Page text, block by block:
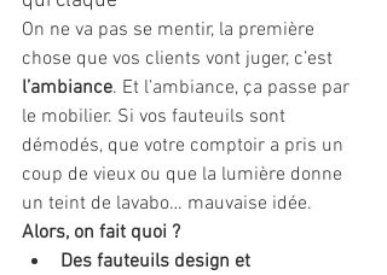
On ne va pas se mentir, la première
chose que vos clients vont juger, c’est
l’ambiance. Et l’ambiance, ça passe par
le mobilier. Si vos fauteuils sont
démodés, que votre comptoir a pris un
coup de vieux ou que la lumière donne
un teint de lavabo… mauvaise idée.
Alors, on fait quoi ?
Des fauteuils design et